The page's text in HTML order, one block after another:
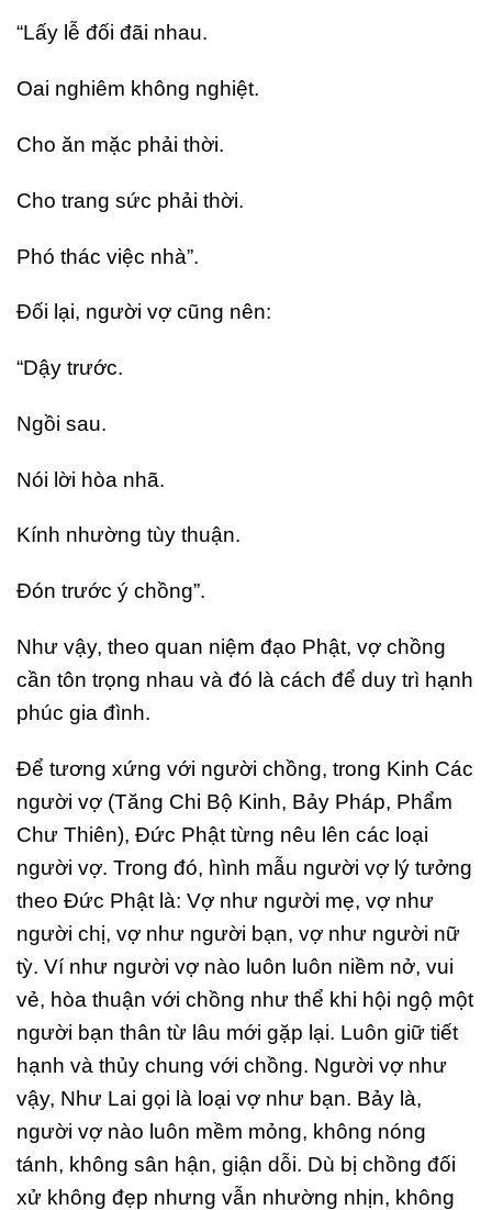
“Lấy lễ đối đãi nhau.
Oai nghiêm không nghiệt.
Cho ăn mặc phải thời.
Cho trang sức phải thời.
Phó thác việc nhà”.
Đối lại, người vợ cũng nên:
“Dậy trước.
Ngồi sau.
Nói lời hòa nhã.
Kính nhường tùy thuận.
Đón trước ý chồng”.
Như vậy, theo quan niệm đạo Phật, vợ chồng
cần tôn trọng nhau và đó là cách để duy trì hạnh
phúc gia đình.
Để tương xứng với người chồng, trong Kinh Các
người vợ (Tăng Chi Bộ Kinh, Bảy Pháp, Phẩm
Chư Thiên), Đức Phật từng nêu lên các loại
người vợ. Trong đó, hình mẫu người vợ lý tưởng
theo Đức Phật là: Vợ như người mẹ, vợ như
người chị, vợ như người bạn, vợ như người nữ
tỳ. Ví như người vợ nào luôn luôn niềm nở, vui
vẻ, hòa thuận với chồng như thể khi hội ngộ một
người bạn thân từ lâu mới gặp lại. Luôn giữ tiết
hạnh và thủy chung với chồng. Người vợ như
vậy, Như Lai gọi là loại vợ như bạn. Bảy là,
người vợ nào luôn mềm mỏng, không nóng
tánh, không sân hận, giận dỗi. Dù bị chồng đối
xử không đẹp nhưng vẫn nhường nhịn, không